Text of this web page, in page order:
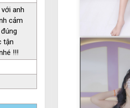
anh
cảm
tận
!!!